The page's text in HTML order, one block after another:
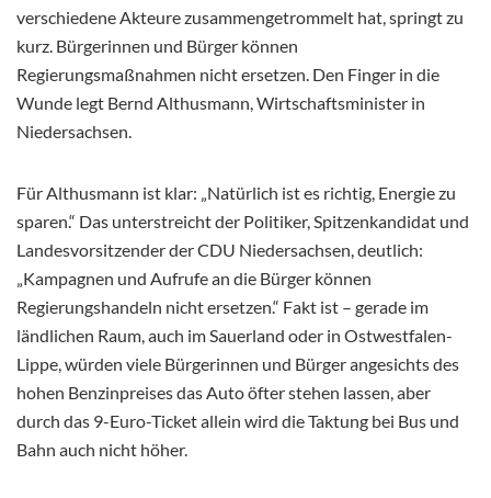
verschiedene Akteure zusammengetrommelt hat, springt zu
kurz. Bürgerinnen und Bürger können
Regierungsmaßnahmen nicht ersetzen. Den Finger in die
Wunde legt Bernd Althusmann, Wirtschaftsminister in
Niedersachsen.
Für Althusmann ist klar: „Natürlich ist es richtig, Energie zu
sparen.“ Das unterstreicht der Politiker, Spitzenkandidat und
Landesvorsitzender der CDU Niedersachsen, deutlich:
„Kampagnen und Aufrufe an die Bürger können
Regierungshandeln nicht ersetzen.“ Fakt ist – gerade im
ländlichen Raum, auch im Sauerland oder in Ostwestfalen-
Lippe, würden viele Bürgerinnen und Bürger angesichts des
hohen Benzinpreises das Auto öfter stehen lassen, aber
durch das 9-Euro-Ticket allein wird die Taktung bei Bus und
Bahn auch nicht höher.